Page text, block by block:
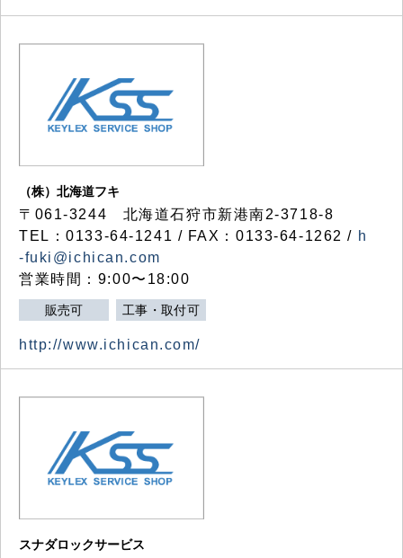
（株）北海道フキ
〒061-3244 北海道石狩市新港南2-3718-8
TEL：0133-64-1241 / FAX：0133-64-1262 / h
-fuki@ichican.com
営業時間：9:00〜18:00
販売可 工事・取付可
http://www.ichican.com/
スナダロックサービス